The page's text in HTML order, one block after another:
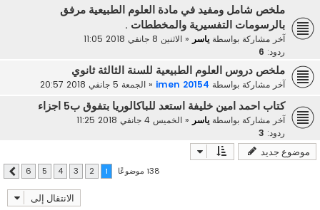
ملخص شامل ومفيد في مادة العلوم الطبيعية مرفق
بالرسومات التفسيرية والمخططات .
آخر مشاركة بواسطة ياسر« الاثنين 8 جانفي 2018 11:05
ردود: 6
ملخص دروس العلوم الطبيعية للسنة الثالثة ثانوي
آخر مشاركة بواسطة imen 20154
« الجمعة 5 جانفي 2018 20:57
كتاب احمد امين خليفة استعد للباكالوريا بتفوق ب5 اجزاء
آخر مشاركة بواسطة ياسر« الخميس 4 جانفي 2018 11:25
ردود: 3
موضوع جديد
138 موضوعًا 2
3
4
5
6 التالي
الانتقال إلى